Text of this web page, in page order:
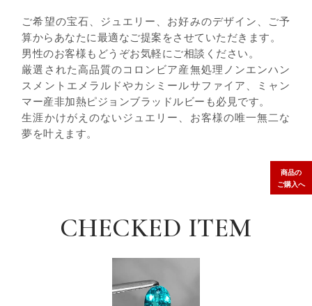
ご希望の宝石、ジュエリー、お好みのデザイン、ご予
算からあなたに最適なご提案をさせていただきます。
男性のお客様もどうぞお気軽にご相談ください。
厳選された高品質のコロンビア産無処理ノンエンハン
スメントエメラルドやカシミールサファイア、ミャン
マー産非加熱ピジョンブラッドルビーも必見です。
生涯かけがえのないジュエリー、お客様の唯一無二な
夢を叶えます。
商品の
ご購入へ
CHECKED ITEM